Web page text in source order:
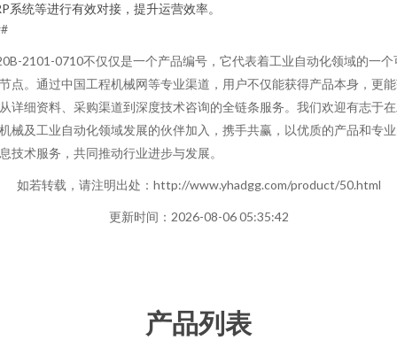
系统等进行有效对接，提升运营效率。
2101-0710不仅仅是一个产品编号，它代表着工业自动化领域的一个
点。通过中国工程机械网等专业渠道，用户不仅能获得产品本身，更
详细资料、采购渠道到深度技术咨询的全链条服务。我们欢迎有志于
械及工业自动化领域发展的伙伴加入，携手共赢，以优质的产品和专
技术服务，共同推动行业进步与发展。
如若转载，请注明出处：http://www.yhadgg.com/product/50.html
更新时间：2026-08-06 05:35:42
产品列表